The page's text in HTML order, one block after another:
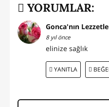
YORUMLAR:
Gonca'nın
8 yıl önce
elinize sağlık
YANITLA